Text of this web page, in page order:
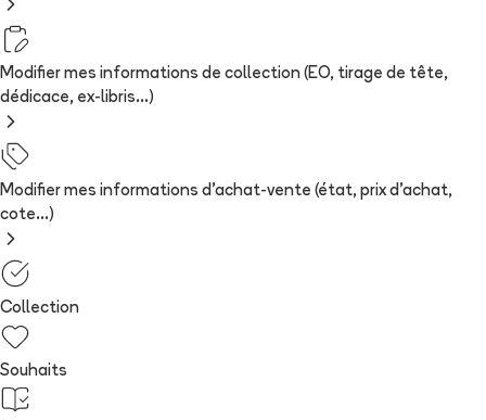
Modifier mes informations de collection (EO, tirage de tête,
dédicace, ex-libris...)
Modifier mes informations d'achat-vente (état, prix d'achat,
cote...)
Collection
Souhaits